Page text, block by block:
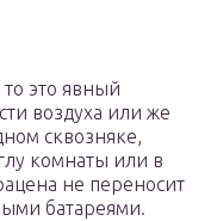
это явный
воздуха или же
сквозняке,
комнаты или в
не переносит
батареями.